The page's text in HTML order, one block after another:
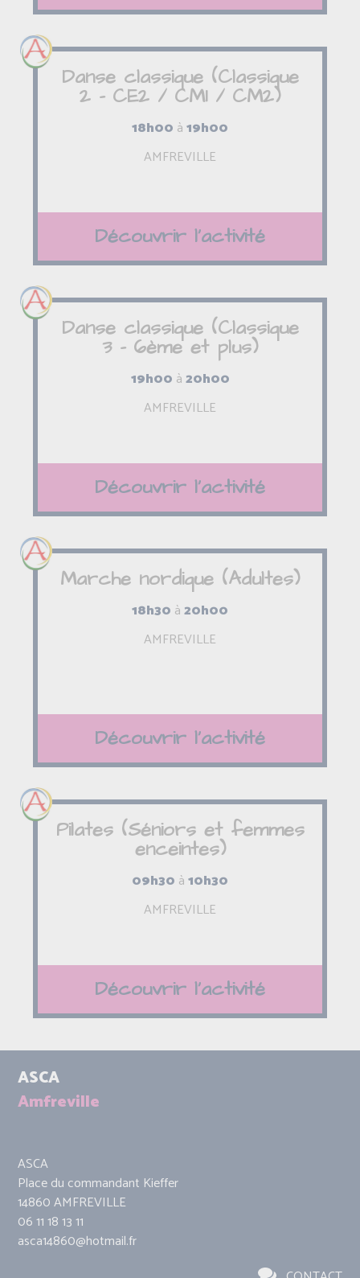
Danse classique (Classique
2 - CE2 / CM1 / CM2)
18h00 à19h00
AMFREVILLE
Découvrir l'activité
Danse classique (Classique
3 - 6ème et plus)
19h00 à20h00
AMFREVILLE
Découvrir l'activité
Marche nordique (Adultes)
18h30 à20h00
AMFREVILLE
Découvrir l'activité
Pilates (Séniors et femmes
enceintes)
09h30 à10h30
AMFREVILLE
Découvrir l'activité
ASCA
Amfreville
ASCA
Place du commandant Kieffer
14860 AMFREVILLE
06 11 18 13 11
asca14860@hotmail.fr